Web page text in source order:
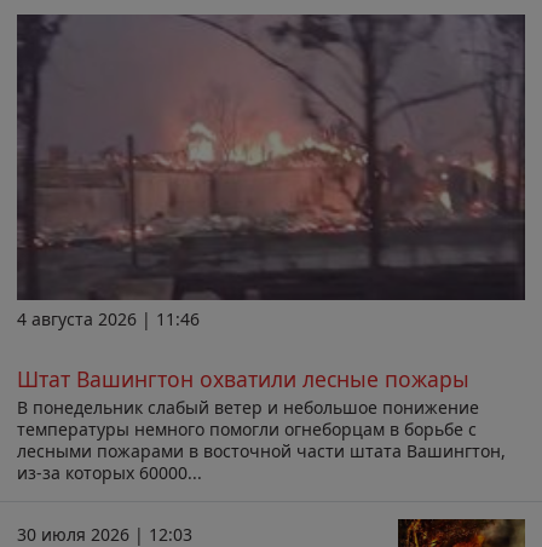
4 августа 2026 | 11:46
Штат Вашингтон охватили лесные пожары
В понедельник слабый ветер и небольшое понижение
температуры немного помогли огнеборцам в борьбе с
лесными пожарами в восточной части штата Вашингтон,
из-за которых 60000...
30 июля 2026 | 12:03